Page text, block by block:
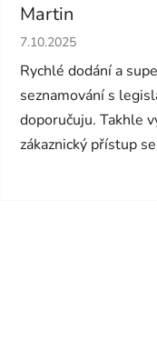
Martin
Hodnocení obchodu
7.10.2025
Rychlé dodání a
seznamování s
doporučuju. Takhle
zákaznický přístup